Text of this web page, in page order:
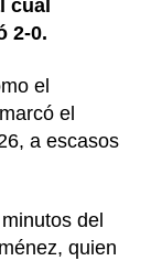
cual
2-0.
el
el
a escasos
del
quien